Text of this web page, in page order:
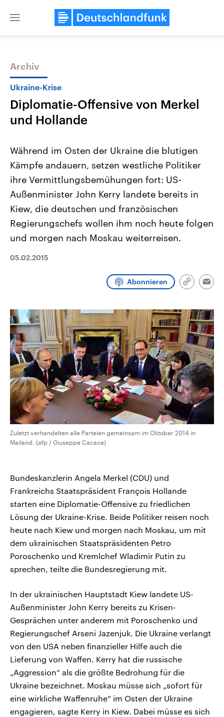
Close
Themen
Landtagswahl Sachsen-Anhalt
2026
Alle Informationen
Sachsen-Anhalt wählt am 6.
September 2026 einen neuen
Landtag. Seit 2021 wird das
Bundesland von einer Koalition aus
CDU, SPD und FDP regiert.-
Umfragen, Prognosen,
und Hintergründe zu den Parteien
und Kandidaten der anstehenden
USA
Aktuelle Beiträge,
Hintergründe
Wirtschaftlich und
gehören die Vereinigten
den mächtigsten Ländern
mit großem Einfluss auf
aktuelle Weltgeschehen.
Sendungen
Archiv
Ukraine-Krise
Diplomatie-Offensive von Merkel
und Hollande
Während im Osten der Ukraine die blutigen
Kämpfe andauern, setzen westliche Politiker
ihre Vermittlungsbemühungen fort: US-
Außenminister John Kerry landete bereits in
Kiew, die deutschen und französischen
Regierungschefs wollen ihm noch heute folgen
und morgen nach Moskau weiterreisen.
05.02.2015
Abonnieren
Link
Zuletzt verhandelten alle Parteien gemeinsam im Oktober 2014 in
Mailand. (afp / Giuseppe Cacace)
Bundeskanzlerin Angela Merkel (CDU) und
Frankreichs Staatspräsident François Hollande
starten eine Diplomatie-Offensive zu friedlichen
Lösung der Ukraine-Krise. Beide Politiker reisen noch
heute nach Kiew und morgen nach Moskau, um mit
dem ukrainischen Staatspräsidenten Petro
Poroschenko und Kremlchef Wladimir Putin zu
sprechen, teilte die Bundesregierung mit.
In der ukrainischen Hauptstadt Kiew landete US-
Außenminister John Kerry bereits zu Krisen-
Gesprächen unter anderem mit Poroschenko und
Regierungschef Arseni Jazenjuk. Die Ukraine verlangt
von den USA neben finanzieller Hilfe auch die
Lieferung von Waffen. Kerry hat die russische
„Aggression“ als die größte Bedrohung für die
Ukraine bezeichnet. Moskau müsse sich „sofort für
eine wirkliche Waffenruhe“ im Osten der Ukraine
engagieren, sagte Kerry in Kiew. Dabei müsse es sich